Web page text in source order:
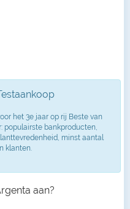
het 3e jaar op rij Beste van
populairste bankproducten,
minst aantal
klanten.
aan?